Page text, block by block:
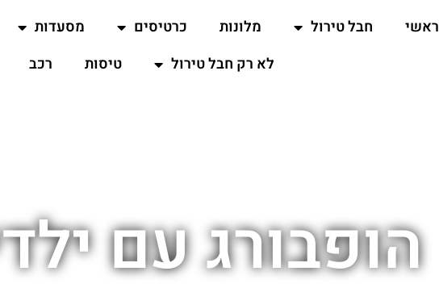
ראשי חבל טירול מלונות כרטיסים מסעדות
לא רק חבל טירול
טיסות רכב
הופבורג עם